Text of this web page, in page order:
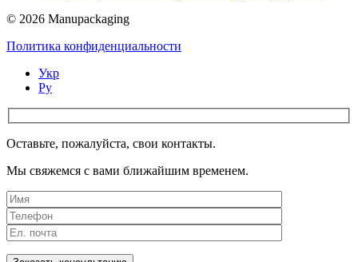
© 2026 Manupackaging
Политика конфиденциальности
Укр
Ру
Оставьте, пожалуйста, свои контакты.
Мы свяжемся с вами ближайшим временем.